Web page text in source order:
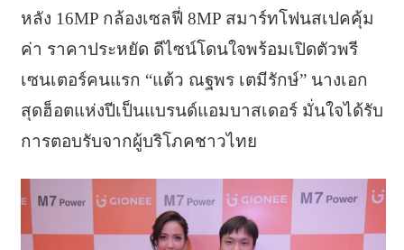
หลัง 16MP กล้องเซลฟี่ 8MP สมาร์ทโฟนสเปคคุ้ม
ค่า ราคาประหยัด ดีไซน์โดนใจพร้อมเปิดตัวพรี
เซนเตอร์คนแรก “แต้ว ณฐพร เตมีรักษ์” นางเอก
สุดฮ็อตแห่งปีเป็นแบรนด์แอมบาสเดอร์ มั่นใจได้รับ
การตอบรับจากผู้บริโภคชาวไทย